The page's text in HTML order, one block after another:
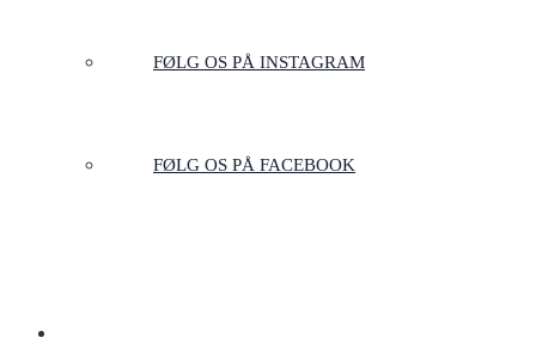
FØLG OS PÅ INSTAGRAM
FØLG OS PÅ FACEBOOK